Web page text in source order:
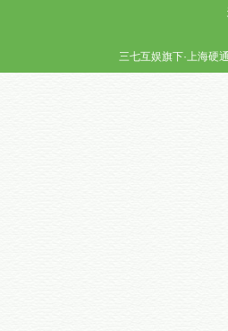
三七互娱旗下·上海硬